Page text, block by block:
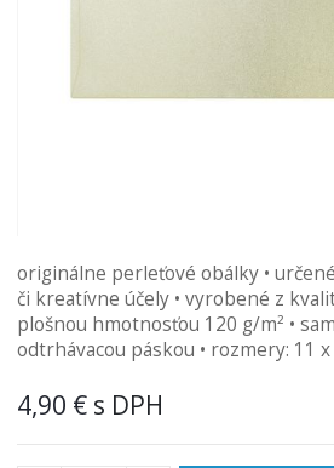
na
začiatok
galérie
obrázkov
originálne perleťové obálky •
či kreatívne účely • vyrobené z
plošnou hmotnosťou 120 g/m² •
odtrhávacou páskou • rozmery: 11 x
4,90 €